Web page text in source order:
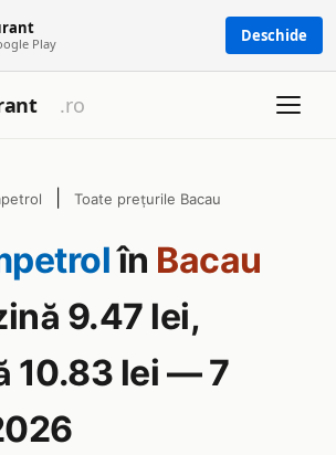
Play Deschide
Toate prețurile Bacau
în Bacau
9.47 lei,
10.83 lei — 7